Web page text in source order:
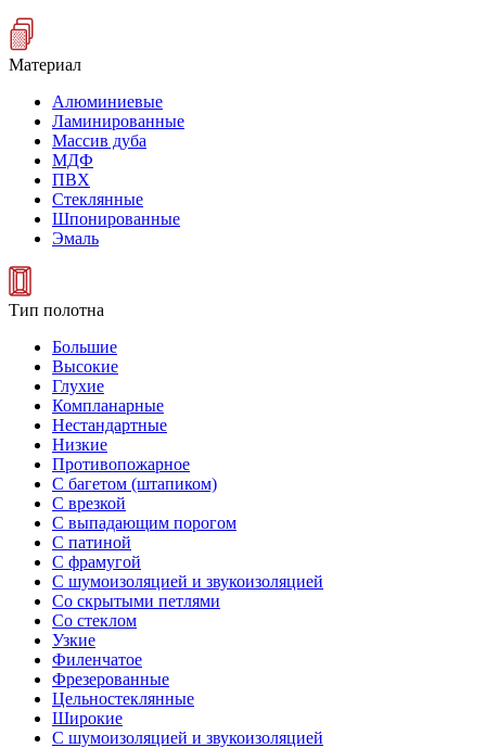
Материал
Алюминиевые
Ламинированные
Массив дуба
МДФ
ПВХ
Стеклянные
Шпонированные
Эмаль
Тип полотна
Большие
Высокие
Глухие
Компланарные
Нестандартные
Низкие
Противопожарное
С багетом (штапиком)
С врезкой
С выпадающим порогом
С патиной
С фрамугой
С шумоизоляцией и звукоизоляцией
Со скрытыми петлями
Со стеклом
Узкие
Филенчатое
Фрезерованные
Цельностеклянные
Широкие
С шумоизоляцией и звукоизоляцией